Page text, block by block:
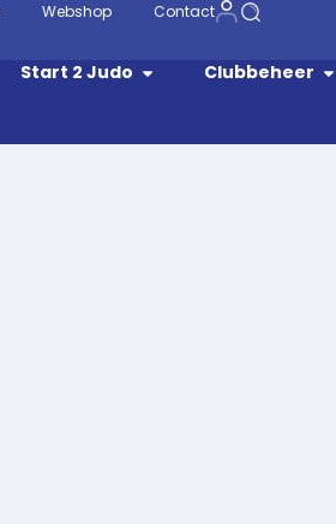
Webshop Contact
Start 2 Judo Clubbeheer